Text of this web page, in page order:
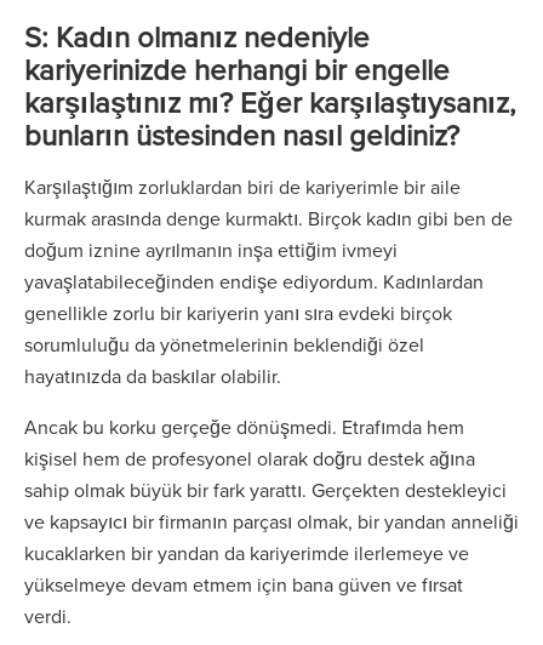
S: Kadın olmanız nedeniyle
kariyerinizde herhangi bir engelle
karşılaştınız mı? Eğer karşılaştıysanız,
bunların üstesinden nasıl geldiniz?
Karşılaştığım zorluklardan biri de kariyerimle bir aile
kurmak arasında denge kurmaktı. Birçok kadın gibi ben de
doğum iznine ayrılmanın inşa ettiğim ivmeyi
yavaşlatabileceğinden endişe ediyordum. Kadınlardan
genellikle zorlu bir kariyerin yanı sıra evdeki birçok
sorumluluğu da yönetmelerinin beklendiği özel
hayatınızda da baskılar olabilir.
Ancak bu korku gerçeğe dönüşmedi. Etrafımda hem
kişisel hem de profesyonel olarak doğru destek ağına
sahip olmak büyük bir fark yarattı. Gerçekten destekleyici
ve kapsayıcı bir firmanın parçası olmak, bir yandan anneliği
kucaklarken bir yandan da kariyerimde ilerlemeye ve
yükselmeye devam etmem için bana güven ve fırsat
verdi.